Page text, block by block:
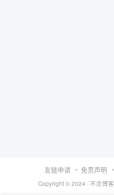
友链申请 免责声明
Copyright © 2024 · 不念博客